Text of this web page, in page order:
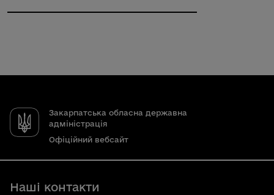
Закарпатська обласна державна
адміністрація
Офіційний вебсайт
Наші контакти